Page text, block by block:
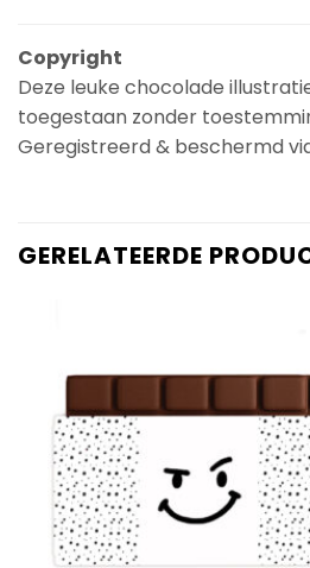
Copyright
Deze leuke chocolade
toegestaan zonder
Geregistreerd & beschermd
GERELATEERDE